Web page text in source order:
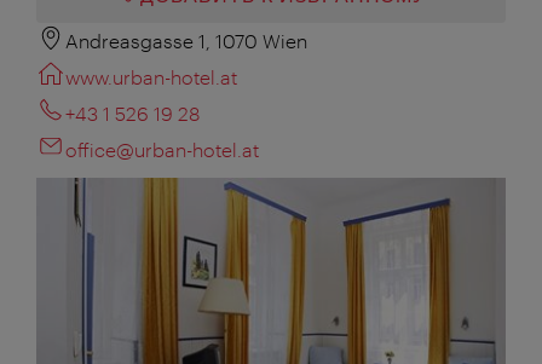
Andreasgasse 1, 1070 Wien
www.urban-hotel.at
+43 1 526 19 28
office@urban-hotel.at